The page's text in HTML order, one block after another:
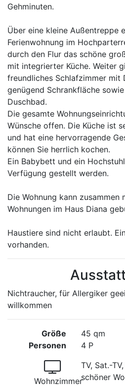
Gehminuten.
Über eine kleine Außentreppe
Ferienwohnung im
durch den Flur das schöne
mit integrierter Küche. Weiter
freundliches Schlafzimmer mit
genügend Schrankfläche
Duschbad.
Die gesamte
Wünsche offen. Die Küche ist
und hat eine hervorragende
können Sie herrlich kochen.
Ein Babybett und ein
Verfügung gestellt werden.
Die Wohnung kann zusammen
Wohnungen im Haus Diana
Haustiere sind nicht erlaubt.
vorhanden.
Nichtraucher, für Allergiker
willkommen
Größe
Personen
45 qm
4 P
Wohnzimmer
TV, Sat.-
schöner